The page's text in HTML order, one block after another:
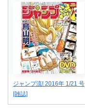
ジャンプ流! 2016年 1/21 号
[雑誌]